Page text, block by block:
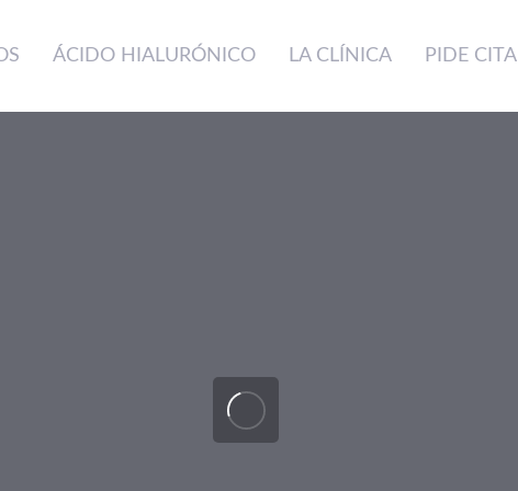
ÁCIDO HIALURÓNICO LA CLÍNICA PIDE CITA